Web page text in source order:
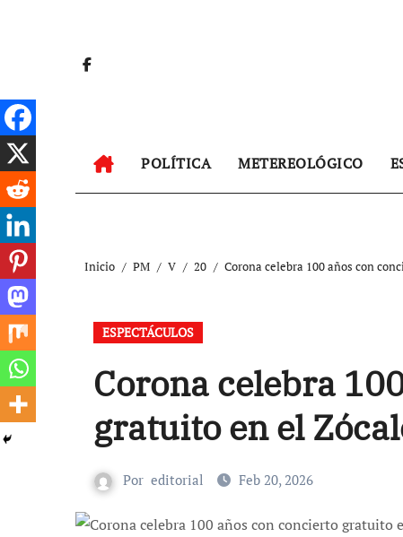
POLÍTICA METEREOLÓGICO
Inicio PM V 20 Corona celebra 100 años con
ESPECTÁCULOS
Corona celebra
gratuito en el
Por editorial Feb 20, 2026